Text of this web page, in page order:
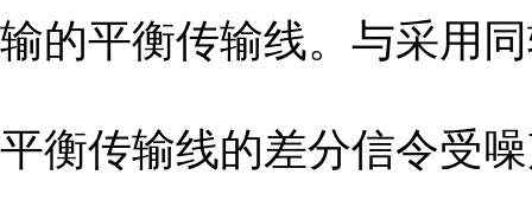
输的平衡传输线。与采用
平衡传输线的差分信令受